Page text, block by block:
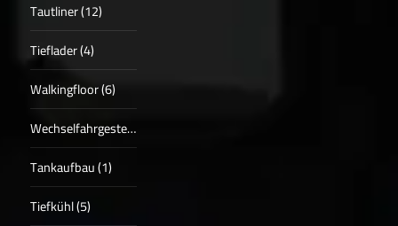
Tautliner (12)
Tieflader (4)
Walkingfloor (6)
Wechselfahrgestell (2)
Tankaufbau (1)
Tiefkühl (5)